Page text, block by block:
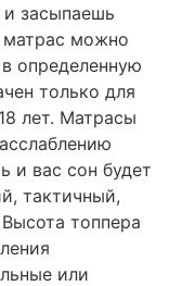
и засыпаешь
матрас можно
определенную
только для
лет. Матрасы
и вас сон будет
тактичный,
топпера
или